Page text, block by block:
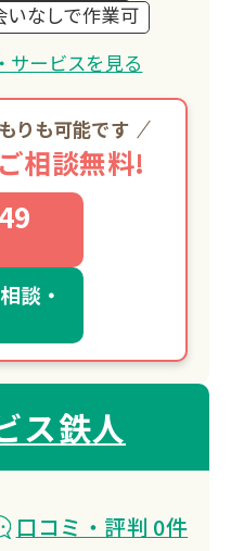
いなしで作業可
サービスを見る
りも可能です
相談無料!
談・
ス鉄人
口コミ・評判 0件